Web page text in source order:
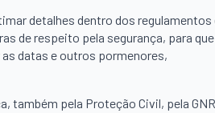
detalhes dentro dos regulamentos
de respeito pela segurança, para que
datas e outros pormenores,
também pela Proteção Civil, pela GNR